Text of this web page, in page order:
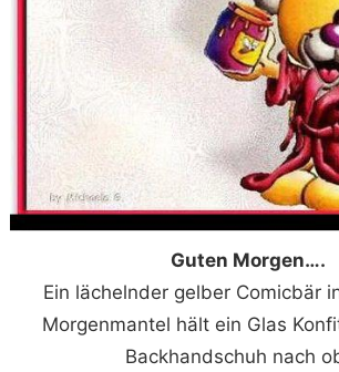
Guten Morgen….
Ein lächelnder gelber Comicbär
Morgenmantel hält ein Glas
Backhandschuh nach